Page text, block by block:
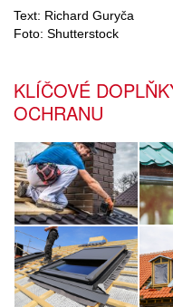
Text: Richard Guryča
Foto: Shutterstock
KLÍČOVÉ
OCHRANU